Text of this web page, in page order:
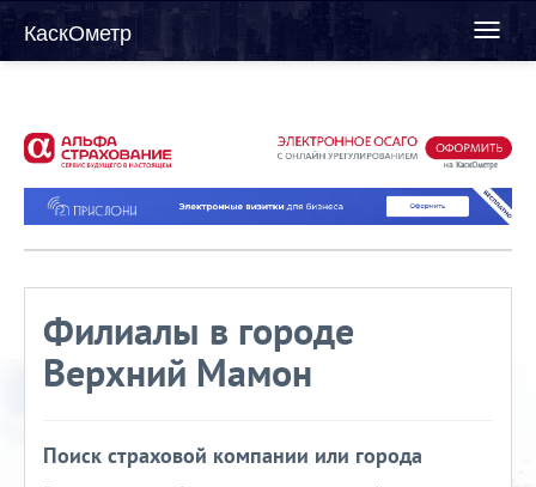
Toggle
КаскОметр
Филиалы в городе
Верхний Мамон
Поиск страховой компании или города